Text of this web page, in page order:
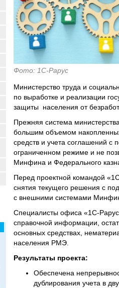
Фото: 1С-Рарус
Министерство труда и
по выработке и реализации
защиты населения от
Прежняя система
большим объемом
средств и учета соглашений
ограниченном режиме и не
Минфина и Федерального
Перед проектной командой
снятия текущего решения с
с внешними системами
Специалисты офиса «1С-
справочной информации,
основных средствах,
населения РМЭ.
Результаты проекта:
Обеспечена
дублирования учета в